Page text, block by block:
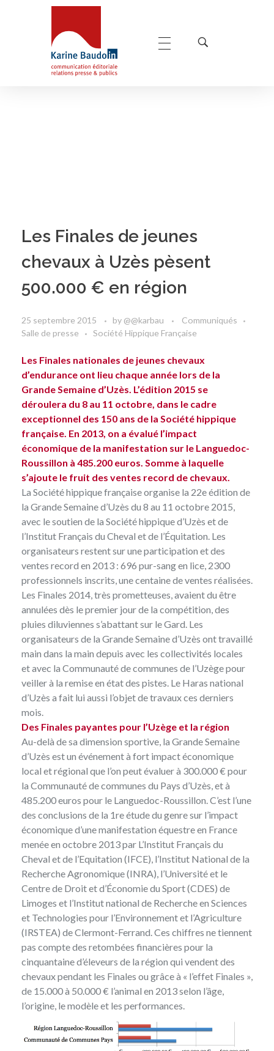
SHF
POSTS TAGGED: SHF
Les Finales de jeunes
chevaux à Uzès pèsent
500.000 € en région
25 septembre 2015 by @@karbau
Communiqués
Salle de presse
Société Hippique Française
Les Finales nationales de jeunes chevaux
d’endurance ont lieu chaque année lors de la
Grande Semaine d’Uzès. L’édition 2015 se
déroulera du 8 au 11 octobre, dans le cadre
exceptionnel des 150 ans de la Société hippique
française. En 2013, on a évalué l’impact
économique de la manifestation sur le Languedoc-
Roussillon à 485.200 euros. Somme à laquelle
s’ajoute le fruit des ventes record de chevaux.
La Société hippique françaiseorganise la 22e édition de
la Grande Semaine d’Uzès du 8 au 11 octobre 2015,
avec le soutien de la Société hippique d’Uzès et de
l’Institut Français du Cheval et de l’Équitation. Les
organisateurs restent sur une participation etdes
ventes record en 2013 : 696 pur-sang en lice, 2300
professionnels inscrits, une centaine de ventes réalisées.
Les Finales 2014, très prometteuses, avaient du être
annulées dès le premier jour de la compétition, des
pluies diluviennes s’abattant sur le Gard. Les
organisateurs de la Grande Semaine d’Uzès ont travaillé
main dans la main depuis avec les collectivités locales
et avec la Communauté de communes de l’Uzège pour
veiller à la remise en état des pistes. Le Haras national
d’Uzès a fait lui aussi l’objet de travaux ces derniers
mois.
Des Finales payantes pour l’Uzège et la région
Au-delà de sa dimension sportive, la Grande Semaine
d’Uzès est un événement à fort impact économique
local et régional que l’on peut évaluer à 300.000 € pour
la Communauté de communes du Pays d’Uzès, et à
485.200 euros pour le Languedoc-Roussillon. C’est l’une
des conclusions de la 1re étude du genresur l’impact
économique d’une manifestation équestre en France
menée en octobre 2013 par L’Institut Français du
Cheval et de l’Equitation (IFCE), l’Institut National de la
Recherche Agronomique (INRA), l’Université et le
Centre de Droit et d’Économie du Sport (CDES) de
Limoges et l’Institut national de Recherche en Sciences
et Technologies pour l’Environnement et l’Agriculture
(IRSTEA) de Clermont-Ferrand. Ces chiffres ne tiennent
pas compte des retombées financières pour la
cinquantaine d’éleveurs de la région qui vendent des
chevaux pendant les Finales ou grâce à « l’effet Finales »,
de 15.000 à 50.000 € l’animal en 2013 selon l’âge,
l’origine, le modèle et les performances.